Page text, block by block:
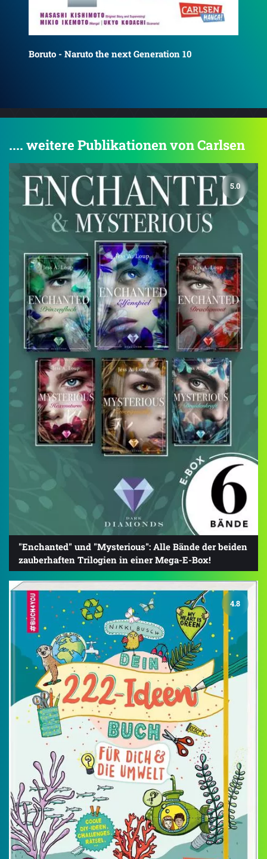
Boruto - Naruto the next Generation 11
.... weitere Publikationen von Carlsen
5.0
"Enchanted" und "Mysterious": Alle Bände der beiden
zauberhaften Trilogien in einer Mega-E-Box!
4.8